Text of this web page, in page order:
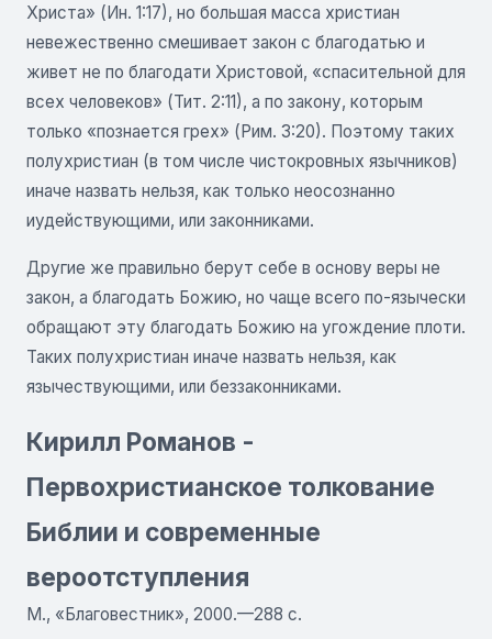
Христа» (Ин. 1:17), но большая масса христиан
невежественно смешивает закон с благодатью и
живет не по благодати Христовой, «спасительной для
всех человеков» (Тит. 2:11), а по закону, которым
только «познается грех» (Рим. 3:20). Поэтому таких
полухристиан (в том числе чистокровных язычников)
иначе назвать нельзя, как только неосознанно
иудействующими, или законниками.
Другие же правильно берут себе в основу веры не
закон, а благодать Божию, но чаще всего по-язычески
обращают эту благодать Божию на угождение плоти.
Таких полухристиан иначе назвать нельзя, как
язычествующими, или беззаконниками.
Кирилл Романов -
Первохристианское толкование
Библии и современные
вероотступления
М., «Благовестник», 2000.—288 с.